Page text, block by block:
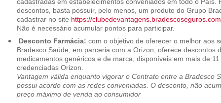
descontos, basta possuir, pelo menos, um produto do Grupo
cadastrar no site https://
Não é necessário acumular pontos para participar.
Desconto Farmácia: com o objetivo de oferecer o melhor aos
Bradesco Saúde, em parceria com a Orizon, oferece descontos
medicamentos genéricos e de marca, disponíveis em mais de
credenciadas Orizon.
Vantagem válida enquanto vigorar o Contrato entre a Bradesco
possui acordo com as redes conveniadas. O desconto, não
preço máximo de venda ao consumidor